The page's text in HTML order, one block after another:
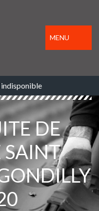
MENU
indisponible
DE
SAINT